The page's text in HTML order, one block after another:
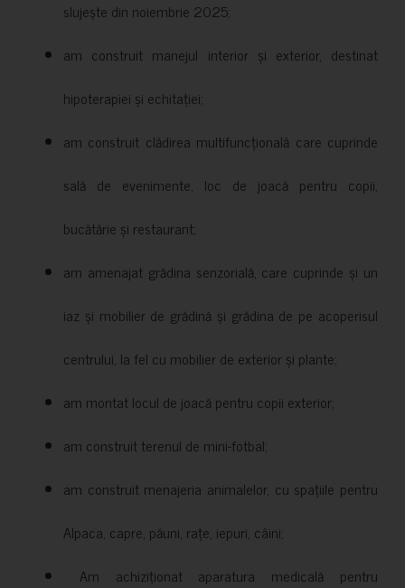
slujește din noiembrie 2025;
am construit manejul interior și exterior, destinat
hipoterapiei și echitației;
am construit clădirea multifuncțională care cuprinde
sală de evenimente, loc de joacă pentru copii,
bucătărie și restaurant;
am amenajat grădina senzorială, care cuprinde și un
iaz și mobilier de grădină și grădina de pe acoperisul
centrului, la fel cu mobilier de exterior și plante;
am montat locul de joacă pentru copii exterior;
am construit terenul de mini-fotbal;
am construit menajeria animalelor, cu spațiile pentru
Alpaca, capre, păuni, rațe, iepuri, câini;
Am achiziționat aparatura medicală pentru